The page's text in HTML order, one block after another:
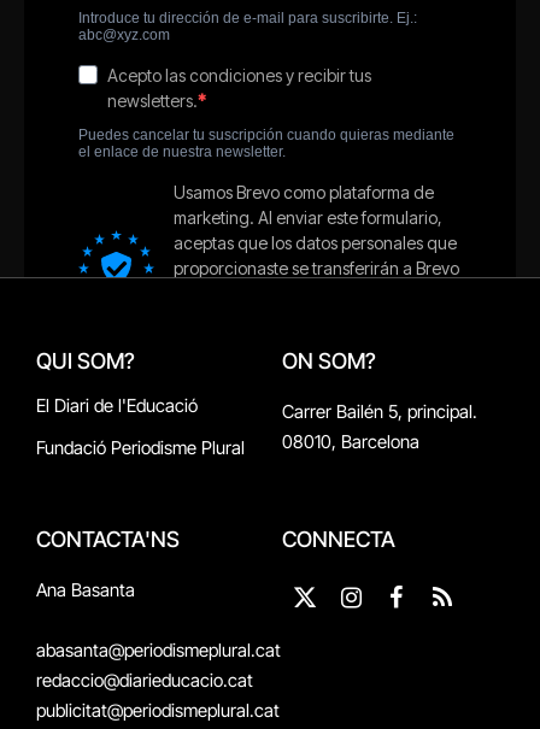
QUI SOM?
El Diari de l'Educació
Fundació Periodisme Plural
ON SOM?
Carrer Bailén 5, principal.
08010, Barcelona
CONTACTA'NS
Ana Basanta
abasanta@periodismeplural.cat
redaccio@diarieducacio.cat
publicitat@periodismeplural.cat
CONNECTA
X
InstagramFacebook
RSS